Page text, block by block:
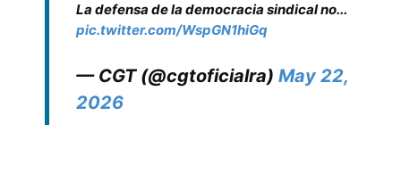
La defensa de la democracia sindical no...
pic.twitter.com/WspGN1hiGq
— CGT (@cgtoficialra) May 22,
2026